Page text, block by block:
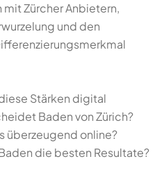
mit Zürcher Anbietern,
und den
Stärken digital
Baden von Zürich?
überzeugend online?
die besten Resultate?